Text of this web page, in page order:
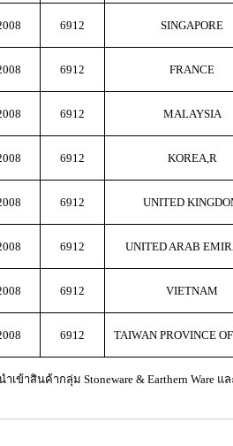
6912 SINGAPORE
6912 FRANCE
6912 MALAYSIA
6912 KOREA,R
6912 UNITED
6912 UNITED ARAB
6912 VIETNAM
6912 TAIWAN PROVINCE
เข้าสินค้ากลุ่ม Stoneware & Earthern Ware แ